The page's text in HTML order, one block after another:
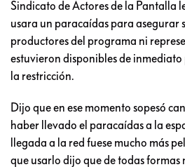
Sindicato de Actores de la Pantalla
usara un paracaídas para asegurar
productores del programa ni
estuvieron disponibles de
la restricción.
Dijo que en ese momento sopesó
haber llevado el paracaídas a la
llegada a la red fuese mucho más
que usarlo dijo que de todas formas